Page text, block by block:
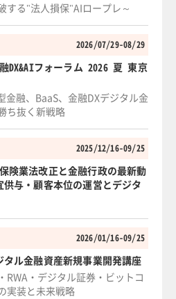
する"法人損保"AIロープレ～
2026/07/29-08/29
DX&AIフォーラム 2026 夏 東京
金融、BaaS、金融DXデジタル金
ち抜く新戦略
2025/12/16-09/25
険業法改正と金融行政の最新動
与・顧客本位の運営とデジタ
2026/01/16-09/25
ル金融資産新規事業開発講座
RWA・デジタル証券・ビットコ
実装と未来戦略